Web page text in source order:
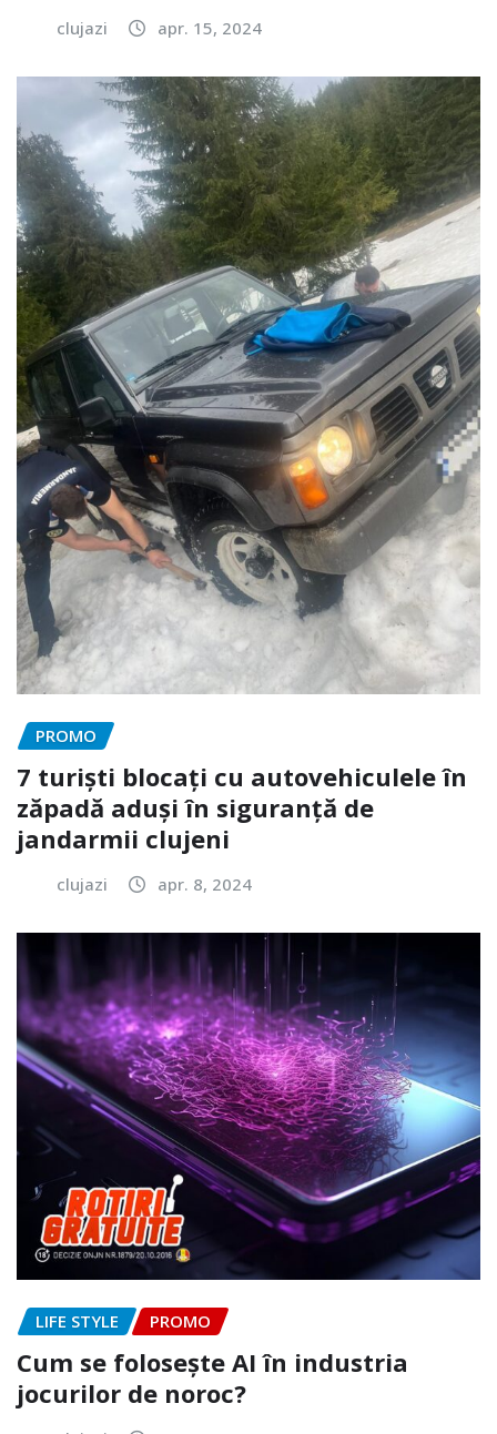
clujazi apr. 15, 2024
PROMO
7 turiști blocați cu autovehiculele în
zăpadă aduși în siguranță de
jandarmii clujeni
clujazi apr. 8, 2024
LIFE STYLE PROMO
Cum se folosește AI în industria
jocurilor de noroc?